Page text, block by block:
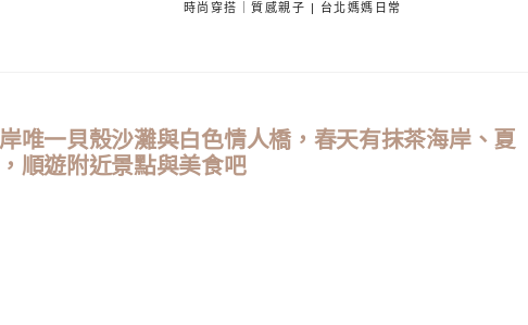
時尚穿搭｜質感親子 | 台北媽媽日常
唯一貝殼沙灘與白色情人橋，春天有抹茶海岸、夏
順遊附近景點與美食吧